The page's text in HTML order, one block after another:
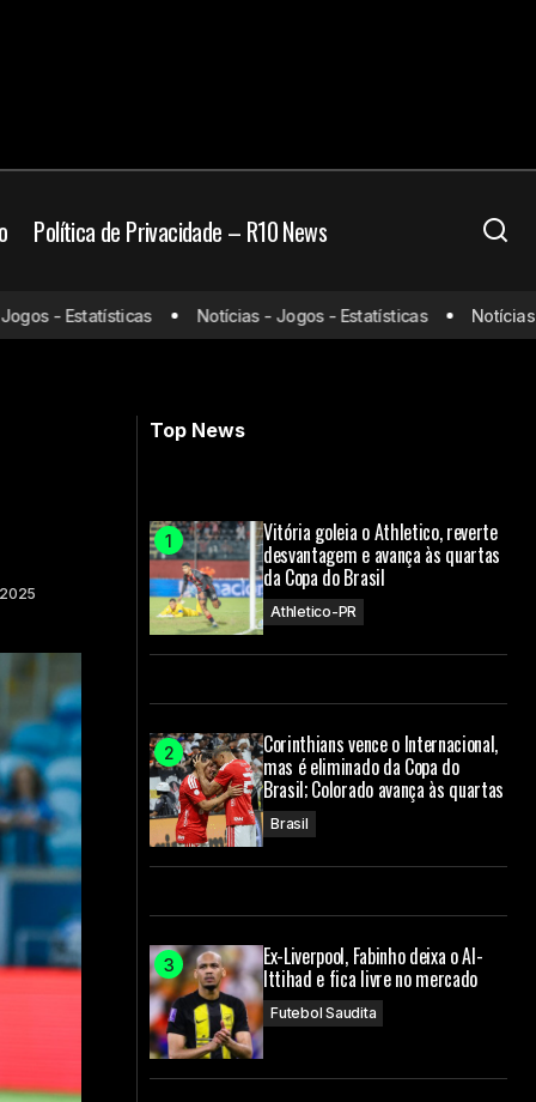
Política de Privacidade – R10 News
onde assistir e
Universidad Central x Corinthians:
onde assistir e prováveis escalações
- Estatísticas Notícias - Jogos - Estatísticas Notícias -
Top News
Vitória goleia o Athletico, reverte
desvantagem e avança às quartas
da Copa do Brasil
Athletico-PR
Corinthians vence o Internacional,
mas é eliminado da Copa do
Brasil; Colorado avança às quartas
Brasil
Ex-Liverpool, Fabinho deixa o Al-
Ittihad e fica livre no mercado
Futebol Saudita